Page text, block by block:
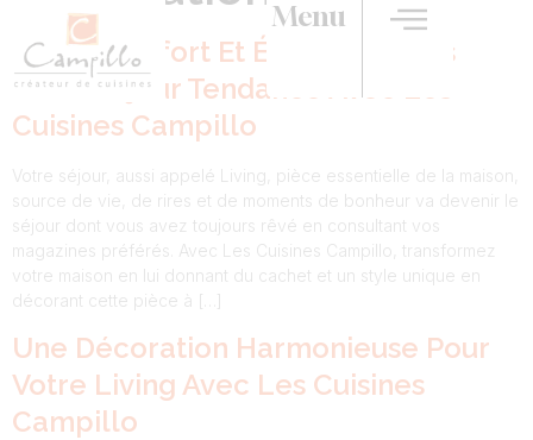
Menu
Mêlez Confort Et Élégance Dans
Votre Séjour Tendance Avec Les
Cuisines Campillo
Votre séjour, aussi appelé Living, pièce essentielle de la maison,
source de vie, de rires et de moments de bonheur va devenir le
séjour dont vous avez toujours rêvé en consultant vos
magazines préférés. Avec Les Cuisines Campillo, transformez
votre maison en lui donnant du cachet et un style unique en
décorant cette pièce à […]
Une Décoration Harmonieuse Pour
Votre Living Avec Les Cuisines
Campillo